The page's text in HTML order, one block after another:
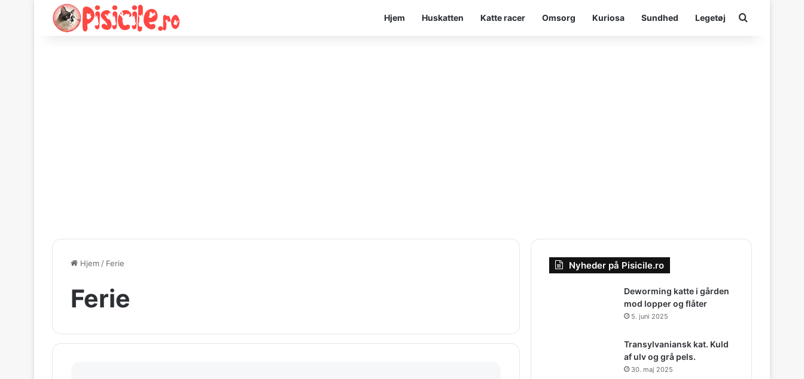
Hjem Huskatten Katte racer Omsorg Kuriosa Sundhed Legetøj Søge efter
Hjem / Ferie
Ferie
Nyheder på Pisicile.ro
Deworming katte i gården
mod lopper og flåter
5. juni 2025
Transylvaniansk kat. Kuld
af ulv og grå pels.
30. maj 2025